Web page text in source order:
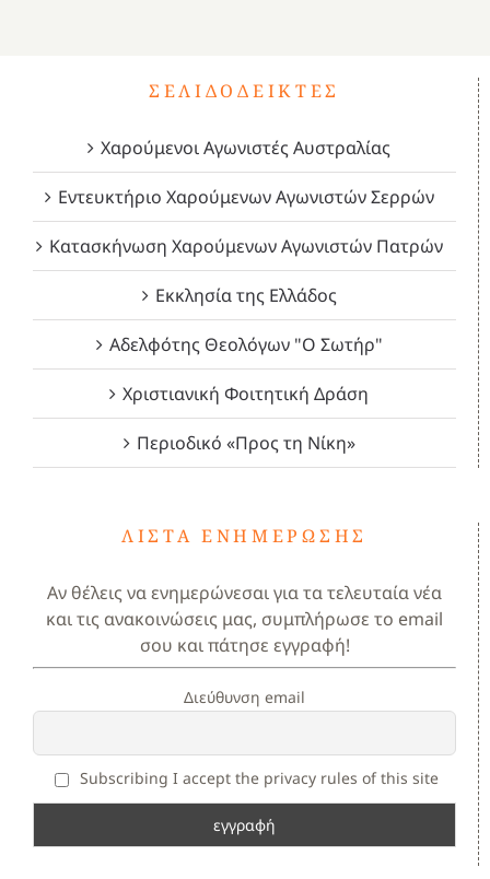
ΣΕΛΙΔΟΔΕΊΚΤΕΣ
Χαρούμενοι Αγωνιστές Αυστραλίας
Εντευκτήριο Χαρούμενων Αγωνιστών Σερρών
Κατασκήνωση Χαρούμενων Αγωνιστών Πατρών
Εκκλησία της Ελλάδος
Αδελφότης Θεολόγων "Ο Σωτήρ"
Χριστιανική Φοιτητική Δράση
Περιοδικό «Προς τη Νίκη»
ΛΊΣΤΑ ΕΝΗΜΈΡΩΣΗΣ
Αν θέλεις να ενημερώνεσαι για τα τελευταία νέα
και τις ανακοινώσεις μας, συμπλήρωσε το email
σου και πάτησε εγγραφή!
Διεύθυνση email
Subscribing I accept the privacy rules of this site